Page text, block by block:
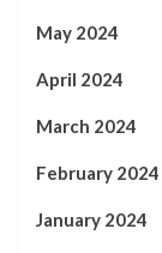
May 2024
April 2024
March 2024
February 2024
January 2024